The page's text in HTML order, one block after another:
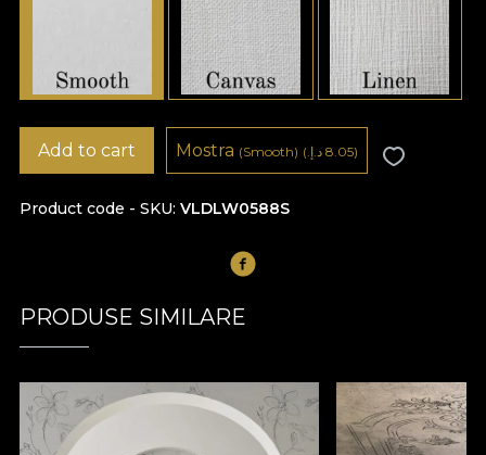
Product code - SKU VLDLW0588S
Add to cart Mostra (Smooth) ( 8.05 د.إ.‏)
PRODUSE SIMILARE